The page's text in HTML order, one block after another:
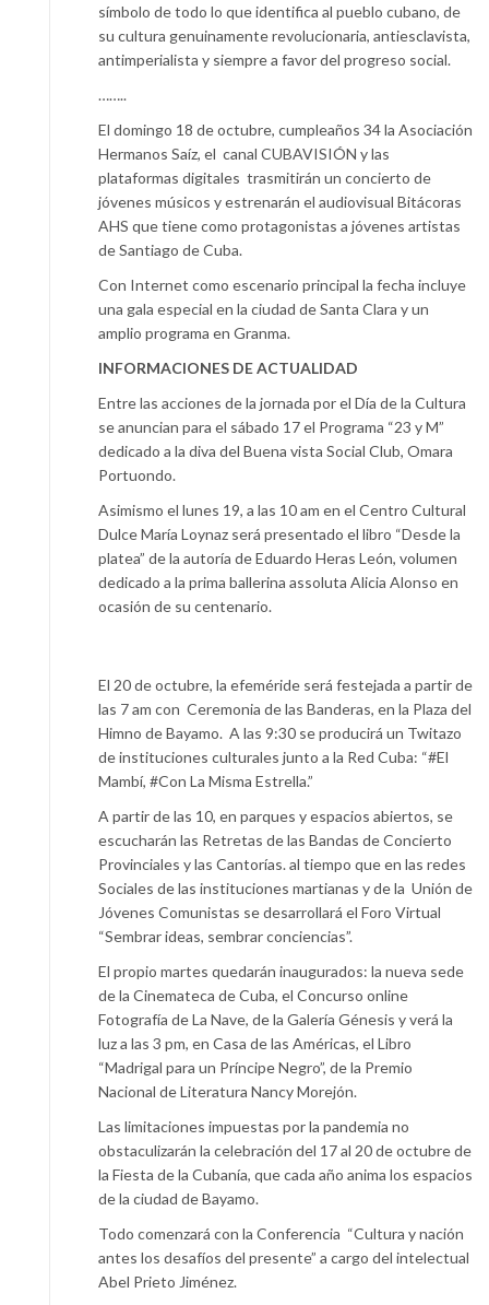
símbolo de todo lo que identifica al pueblo cubano, de
su cultura genuinamente revolucionaria, antiesclavista,
antimperialista y siempre a favor del progreso social.
……..
El domingo 18 de octubre, cumpleaños 34 la Asociación
Hermanos Saíz, el canal CUBAVISIÓN y las
plataformas digitales trasmitirán un concierto de
jóvenes músicos y estrenarán el audiovisual Bitácoras
AHS que tiene como protagonistas a jóvenes artistas
de Santiago de Cuba.
Con Internet como escenario principal la fecha incluye
una gala especial en la ciudad de Santa Clara y un
amplio programa en Granma.
INFORMACIONES DE ACTUALIDAD
Entre las acciones de la jornada por el Día de la Cultura
se anuncian para el sábado 17 el Programa “23 y M”
dedicado a la diva del Buena vista Social Club, Omara
Portuondo.
Asimismo el lunes 19, a las 10 am en el Centro Cultural
Dulce María Loynaz será presentado el libro “Desde la
platea” de la autoría de Eduardo Heras León, volumen
dedicado a la prima ballerina assoluta Alicia Alonso en
ocasión de su centenario.
El 20 de octubre, la efeméride será festejada a partir de
las 7 am con Ceremonia de las Banderas, en la Plaza del
Himno de Bayamo. A las 9:30 se producirá un Twitazo
de instituciones culturales junto a la Red Cuba: “#El
Mambí, #Con La Misma Estrella.”
A partir de las 10, en parques y espacios abiertos, se
escucharán las Retretas de las Bandas de Concierto
Provinciales y las Cantorías. al tiempo que en las redes
Sociales de las instituciones martianas y de la Unión de
Jóvenes Comunistas se desarrollará el Foro Virtual
“Sembrar ideas, sembrar conciencias”.
El propio martes quedarán inaugurados: la nueva sede
de la Cinemateca de Cuba, el Concurso online
Fotografía de La Nave, de la Galería Génesis y verá la
luz a las 3 pm, en Casa de las Américas, el Libro
“Madrigal para un Príncipe Negro”, de la Premio
Nacional de Literatura Nancy Morejón.
Las limitaciones impuestas por la pandemia no
obstaculizarán la celebración del 17 al 20 de octubre de
la Fiesta de la Cubanía, que cada año anima los espacios
de la ciudad de Bayamo.
Todo comenzará con la Conferencia “Cultura y nación
antes los desafíos del presente” a cargo del intelectual
Abel Prieto Jiménez.